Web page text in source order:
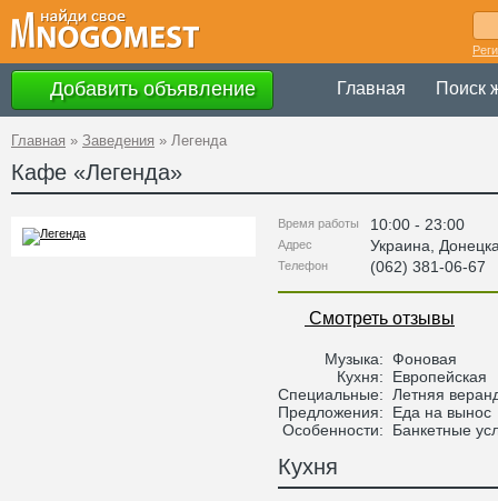
Добавить объявление Главная Поиск
Главная » Заведения » Легенда
Кафе «Легенда»
Время работы 10:00 - 23:00
Адрес Украина
Телефон (062) 381-06-67
Смотреть отзывы
Музыка: Фоновая
Кухня:
Европейская
Специальные:
Летняя
Предложения:
Еда на вынос
Особенности:
Банкетные
Кухня